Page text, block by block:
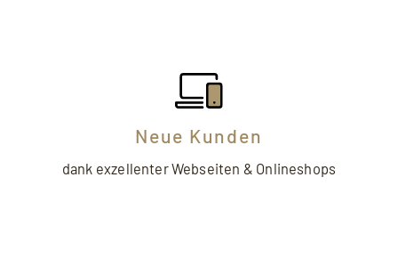
Neue Kunden
dank exzellenter Webseiten & Onlineshops